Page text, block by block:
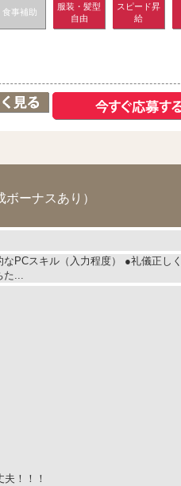
食事補助
服装・髪型
自由
スピード昇
給
ーナスあり）
PCスキル（入力程度） ●礼儀正し
...
！！！